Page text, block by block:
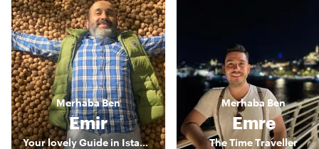
MerhabaBen
Emir
Your lovely Guide in Istanbul & Beyond!
Merhaba Ben
Emre
The Time Traveller